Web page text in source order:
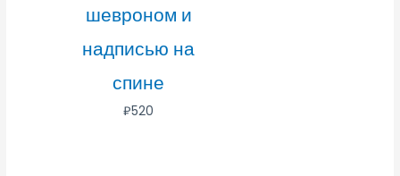
шевроном и
надписью на
спине
₽520